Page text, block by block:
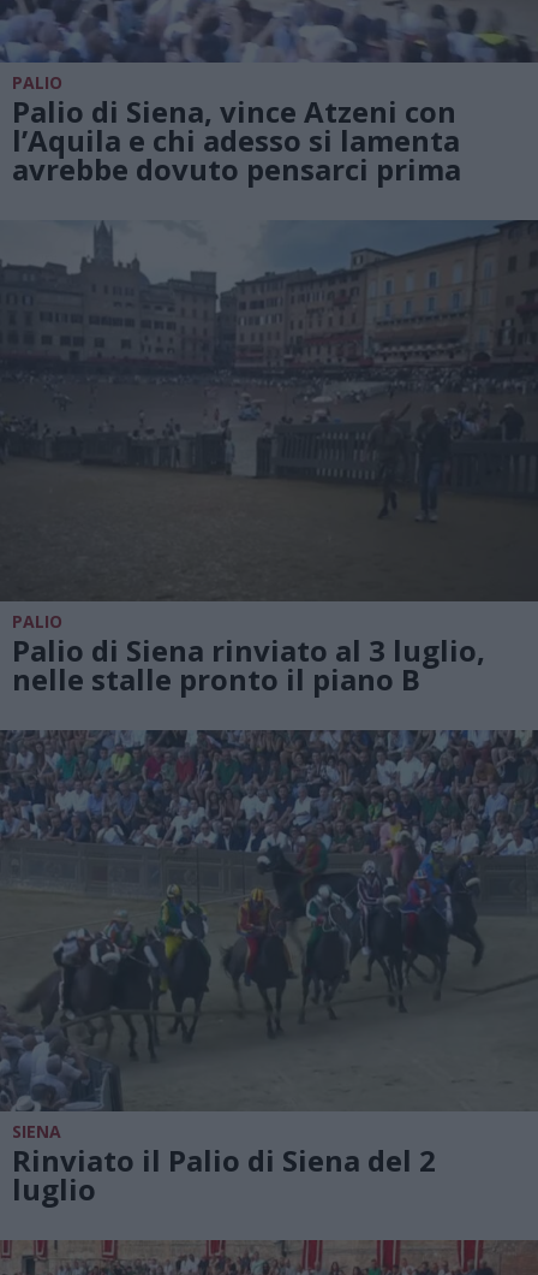
PALIO
Palio di Siena, vince Atzeni con
l’Aquila e chi adesso si lamenta
avrebbe dovuto pensarci prima
PALIO
Palio di Siena rinviato al 3 luglio,
nelle stalle pronto il piano B
SIENA
Rinviato il Palio di Siena del 2
luglio